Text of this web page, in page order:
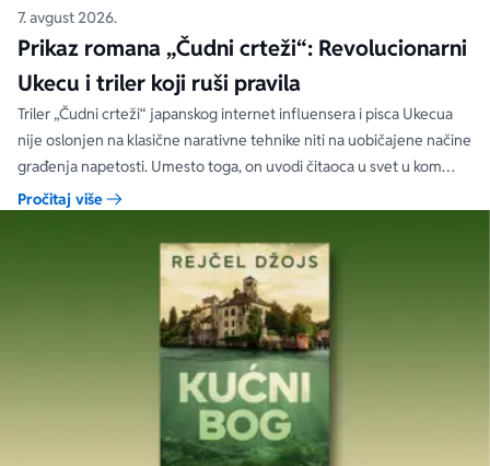
7. avgust 2026.
Prikaz romana „Čudni crteži“: Revolucionarni
Ukecu i triler koji ruši pravila
Triler „Čudni crteži“ japanskog internet influensera i pisca Ukecua
nije oslonjen na klasične narativne tehnike niti na uobičajene načine
građenja napetosti. Umesto toga, on uvodi čitaoca u svet u kom
priložene ilustracije govore više od reči, a ono što je nacrtano često
Pročitaj više